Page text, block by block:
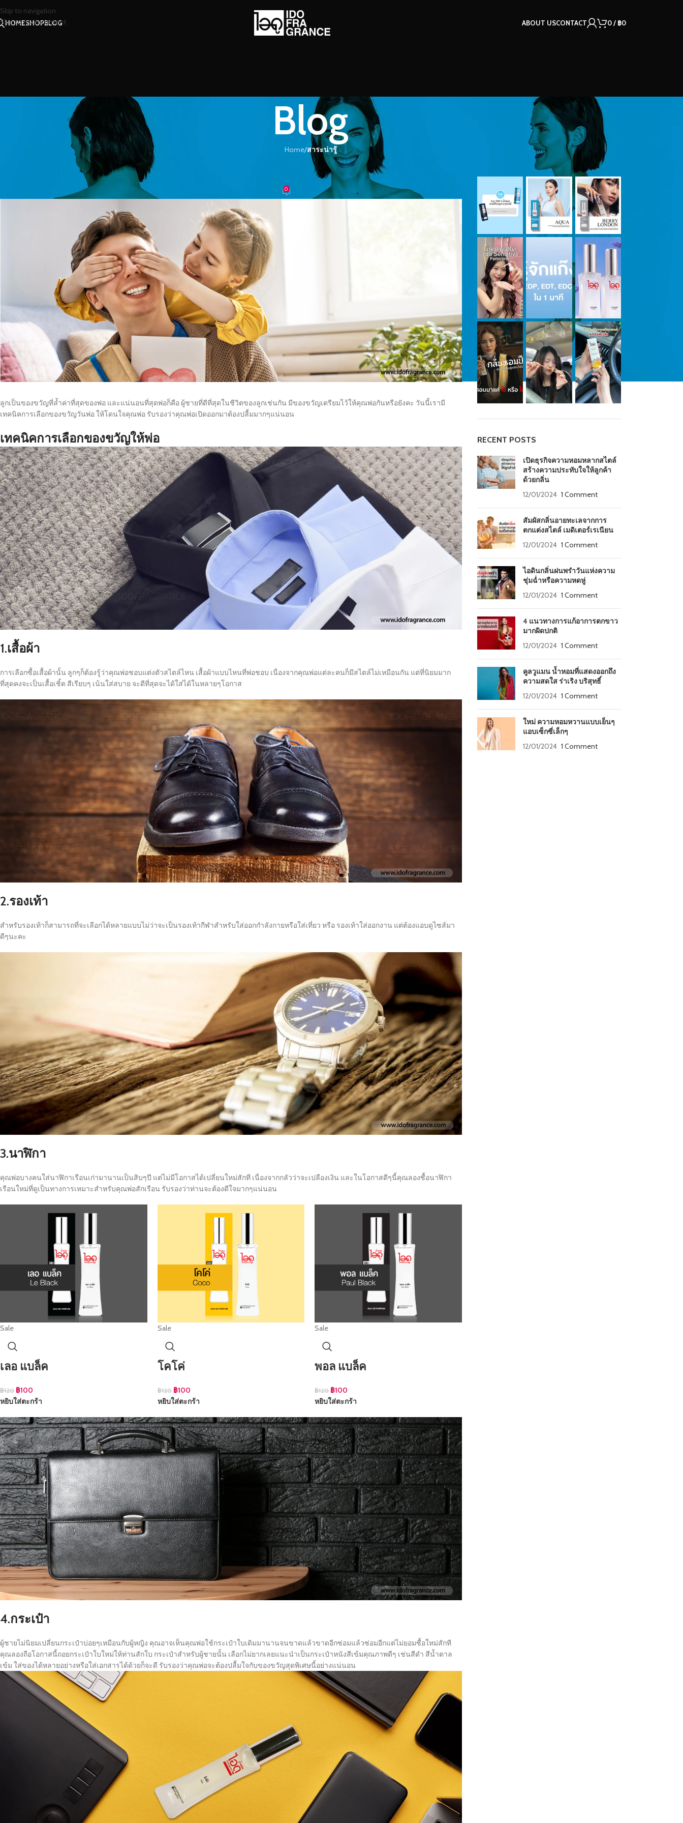
Skip to navigation
Skip to main content
HOMESHOPBLOG ABOUT USCONTACT 0/ ฿0
Blog
Home/สาระน่ารู้
เตรียมของขวัญอะไรดีให้พ่อ
0
ลูกเป็นของขวัญที่ล้ำค่าที่สุดของพ่อ และแน่นอนที่สุดพ่อก็คือ ผู้ชายที่ดีที่สุดในชีวิตของลูกเช่นกัน มีของขวัญเตรียมไว้ให้คุณพ่อกันหรือยังคะ วันนี้เรามี
เทคนิคการเลือกของขวัญวันพ่อ ให้โดนใจคุณพ่อ รับรองว่าคุณพ่อเปิดออกมาต้องปลื้มมากๆแน่นอน
เทคนิคการเลือกของขวัญให้พ่อ
1.เสื้อผ้า
การเลือกซื้อเสื้อผ้านั้น ลูกๆก็ต้องรู้ว่าคุณพ่อชอบแต่งตัวสไตล์ไหน เสื้อผ้าแบบไหนที่พ่อชอบ เนื่องจากคุณพ่อแต่ละคนก็มีสไตล์ไม่เหมือนกัน แต่ที่นิยมมาก
ที่สุดคงจะเป็นเสื้อเชิ้ต สีเรียบๆ เน้นใส่สบาย จะดีที่สุดจะได้ใส่ได้ในหลายๆโอกาส
2.รองเท้า
สำหรับรองเท้าก็สามารถที่จะเลือกได้หลายแบบไม่ว่าจะเป็นรองเท้ากีฬาสำหรับใส่ออกกำลังกายหรือใส่เที่ยว หรือ รองเท้าใส่ออกงาน แต่ต้องแอบดูไซส์มา
ดีๆนะคะ
3.นาฬิกา
คุณพ่อบางคนใส่นาฬิกาเรือนเก่ามานานเป็นสิบๆปี แต่ไม่มีโอกาสได้เปลี่ยนใหม่สักที เนื่องจากกลัวว่าจะเปลืองเงิน และในโอกาสดีๆนี้คุณลองซื้อนาฬิกา
เรือนใหม่ที่ดูเป็นทางการเหมาะสำหรับคุณพ่อสักเรือน รับรองว่าท่านจะต้องดีใจมากๆแน่นอน
Sale
เลอ แบล็ค
฿120 ฿100
หยิบใส่ตะกร้า
Sale
โคโค่
฿120 ฿100
หยิบใส่ตะกร้า
Sale
พอล แบล็ค
฿120 ฿100
หยิบใส่ตะกร้า
4.กระเป๋า
ผู้ชายไม่นิยมเปลี่ยนกระเป๋าบ่อยๆเหมือนกับผู้หญิง คุณอาจเห็นคุณพ่อใช้กระเป๋าใบเดิมมานานจนขาดแล้วขาดอีกซ่อมแล้วซ่อมอีกแต่ไม่ยอมซื้อใหม่สักที
คุณลองถือโอกาสนี้ถอยกระเป๋าใบใหม่ให้ท่านสักใบ กระเป๋าสำหรับผู้ชายนั้น เลือกไม่ยากเลยแนะนำเป็นกระเป๋าหนังสีเข้มคุณภาพดีๆ เช่นสีดำ สีน้ำตาล
เข้ม ใส่ของได้หลายอย่างหรือใส่เอกสารได้ด้วยก็จะดี รับรองว่าคุณพ่อจะต้องปลื้มใจกับของขวัญสุดพิเศษนี้อย่างแน่นอน
OUR INSTAGRAM
RECENT POSTS
เปิดธุรกิจความหอมหลากสไตล์
สร้างความประทับใจให้ลูกค้า
ด้วยกลิ่น
12/01/2024 1 Comment
สัมผัสกลิ่นอายทะเลจากการ
ตกแต่งสไตล์ เมดิเตอร์เรเนียน
12/01/2024 1 Comment
ไอดินกลิ่นฝนพรำวันแห่งความ
ชุ่มฉ่ำหรือความหดหู่
12/01/2024 1 Comment
4 แนวทางการแก้อาการตกขาว
มากผิดปกติ
12/01/2024 1 Comment
คูลวูแมน น้ำหอมที่แสดงออกถึง
ความสดใส ร่าเริง บริสุทธิ์
12/01/2024 1 Comment
ใหม่ ความหอมหวานแบบเย็นๆ
แอบเซ็กซี่เล็กๆ
12/01/2024 1 Comment